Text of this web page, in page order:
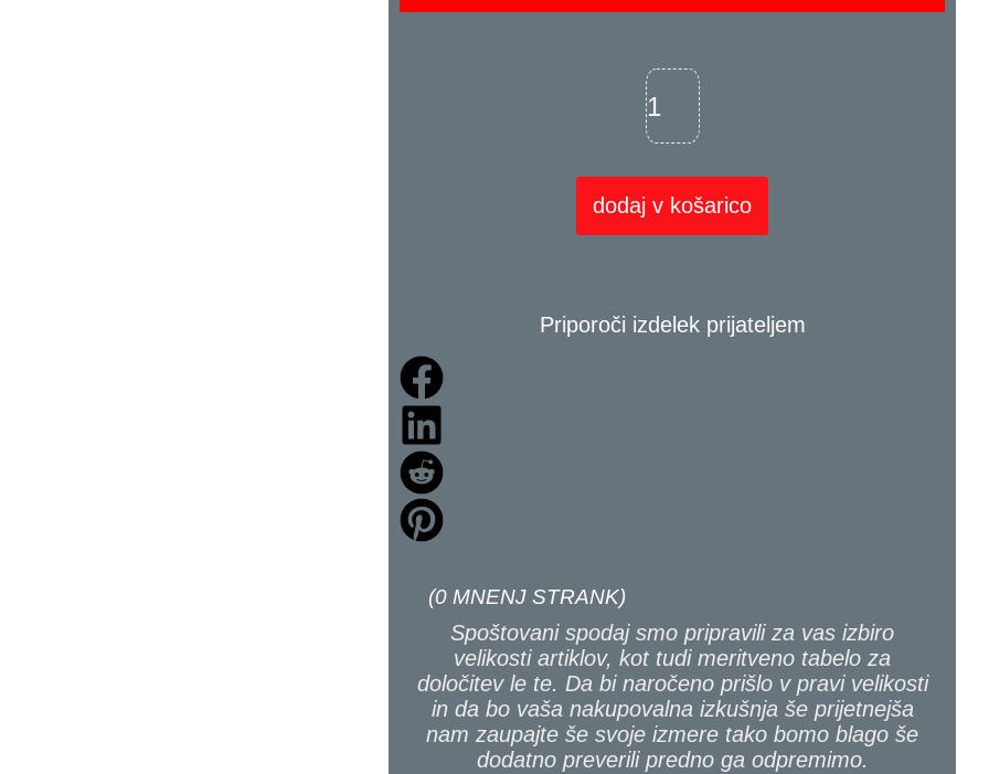
dodaj v košarico
Priporoči izdelek prijateljem
(0 MNENJ STRANK)
Spoštovani spodaj smo pripravili za vas izbiro
velikosti artiklov, kot tudi meritveno tabelo za
določitev le te. Da bi naročeno prišlo v pravi velikosti
in da bo vaša nakupovalna izkušnja še prijetnejša
nam zaupajte še svoje izmere tako bomo blago še
dodatno preverili predno ga odpremimo.